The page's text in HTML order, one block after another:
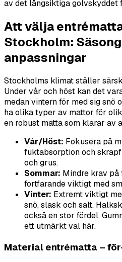
av det långsiktiga golvskyddet
Att välja
Stockholm:
anpassningar
Stockholms klimat ställer
Under vår och höst kan det
medan vintern för med sig snö
ha olika typer av mattor för
en robust matta som klarar av
Vår/Höst: Fokusera på
fuktabsorption och
och grus.
Sommar: Mindre krav
fortfarande viktigt med
Vinter: Extremt viktigt
snö, slask och salt.
också en stor fördel.
ett utmärkt val här.
Material entrématta –